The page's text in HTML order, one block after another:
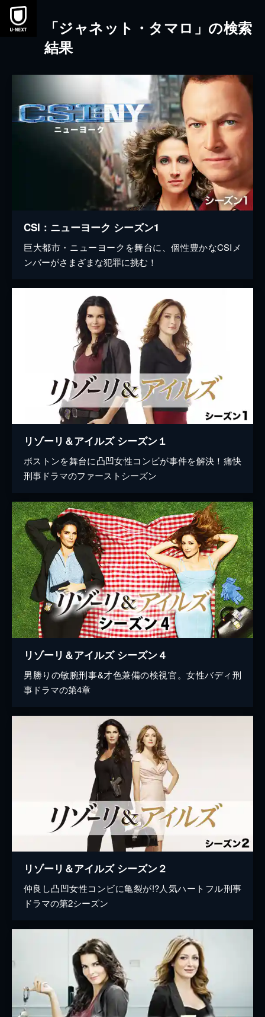
本文へスキップ
「ジャネット・タマロ」の検索
結果
CSI：ニューヨーク シーズン1
巨大都市・ニューヨークを舞台に、個性豊かなCSIメ
ンバーがさまざまな犯罪に挑む！
リゾーリ＆アイルズ シーズン１
ボストンを舞台に凸凹女性コンビが事件を解決！痛快
刑事ドラマのファーストシーズン
リゾーリ＆アイルズ シーズン４
男勝りの敏腕刑事&才色兼備の検視官。女性バディ刑
事ドラマの第4章
リゾーリ＆アイルズ シーズン２
仲良し凸凹女性コンビに亀裂が!?人気ハートフル刑事
ドラマの第2シーズン